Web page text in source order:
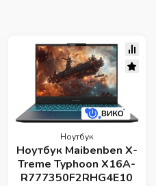
Ноутбук
Ноутбук Maibenben X-
Treme Typhoon X16A-
R777350F2RHG4E10